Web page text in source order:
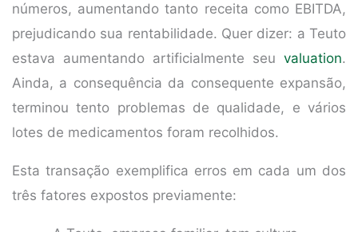
números, aumentando tanto receita como EBITDA,
prejudicando sua rentabilidade. Quer dizer: a Teuto
estava aumentando artificialmente seu valuation.
Ainda, a consequência da consequente expansão,
terminou tento problemas de qualidade, e vários
lotes de medicamentos foram recolhidos.
Esta transação exemplifica erros em cada um dos
três fatores expostos previamente: